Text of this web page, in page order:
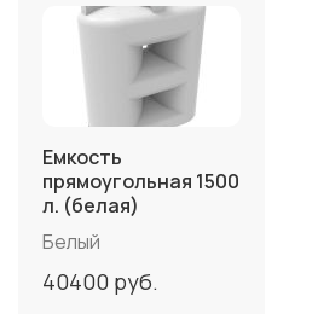
Емкость
прямоугольная 1500
л. (белая)
Белый
40400 руб.